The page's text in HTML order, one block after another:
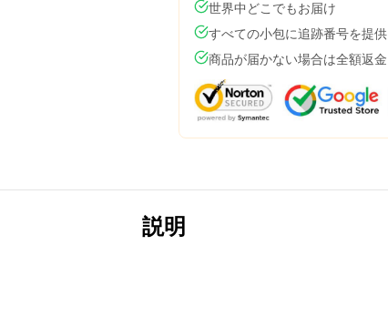
世界中どこでもお届け
すべての小包に追跡番号を提供
商品が届かない場合は全額返金
説明